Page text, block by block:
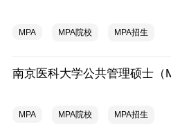
MPA MPA院校 MPA招生
MPA MPA院校 MPA招生